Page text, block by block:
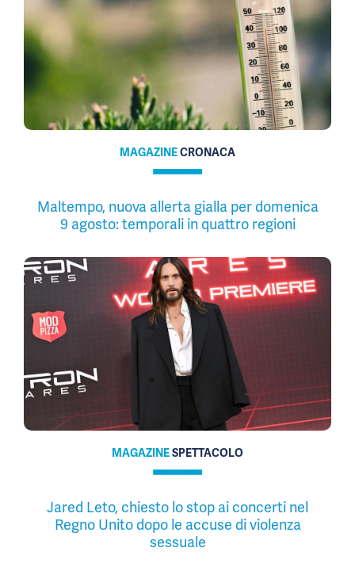
MAGAZINECRONACA
Maltempo, nuova allerta gialla per domenica
9 agosto: temporali in quattro regioni
MAGAZINESPETTACOLO
Jared Leto, chiesto lo stop ai concerti nel
Regno Unito dopo le accuse di violenza
sessuale